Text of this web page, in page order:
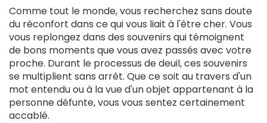
Comme tout le monde, vous recherchez sans doute
du réconfort dans ce qui vous liait à l'être cher. Vous
vous replongez dans des souvenirs qui témoignent
de bons moments que vous avez passés avec votre
proche. Durant le processus de deuil, ces souvenirs
se multiplient sans arrêt. Que ce soit au travers d'un
mot entendu ou à la vue d'un objet appartenant à la
personne défunte, vous vous sentez certainement
accablé.